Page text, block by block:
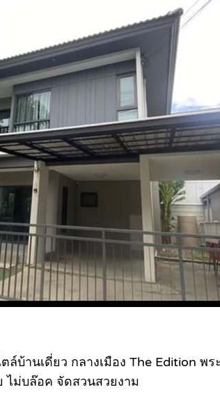
ล์บ้านเดี่ยว กลางเมือง The Edition พ
ไม่บล๊อค จัดสวนสวยงาม